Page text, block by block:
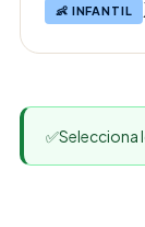
👶 INFANTIL
✅Selecciona